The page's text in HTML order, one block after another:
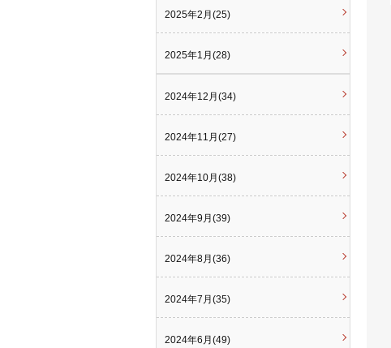
2025年2月(25)
2025年1月(28)
2024年12月(34)
2024年11月(27)
2024年10月(38)
2024年9月(39)
2024年8月(36)
2024年7月(35)
2024年6月(49)